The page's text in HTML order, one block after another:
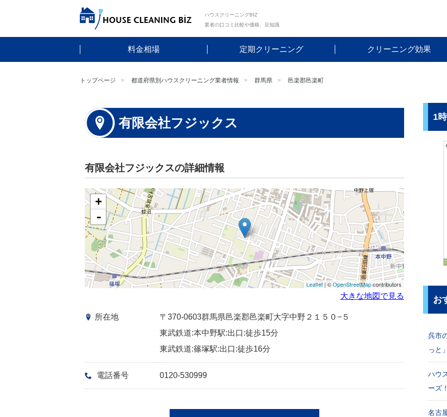
ハウスクリーニングBIZ
業者の口コミ比較や価格、豆知識
料金相場 定期クリーニング クリーニング効果
トップページ 都道府県別ハウスクリーニング業者情報 群馬県 邑楽郡邑楽町
有限会社フジックス
有限会社フジックスの詳細情報
+
-
Leaflet | ©OpenStreetMapcontributors
大きな地図で見る
所在地
〒370-0603群馬県邑楽郡邑楽町大字中野２１５０−５
東武鉄道:本中野駅:出口:徒歩15分
東武鉄道:篠塚駅:出口:徒歩16分
電話番号 0120-530999
1
お
呉市
っと」
ハウ
ーズ！
名古